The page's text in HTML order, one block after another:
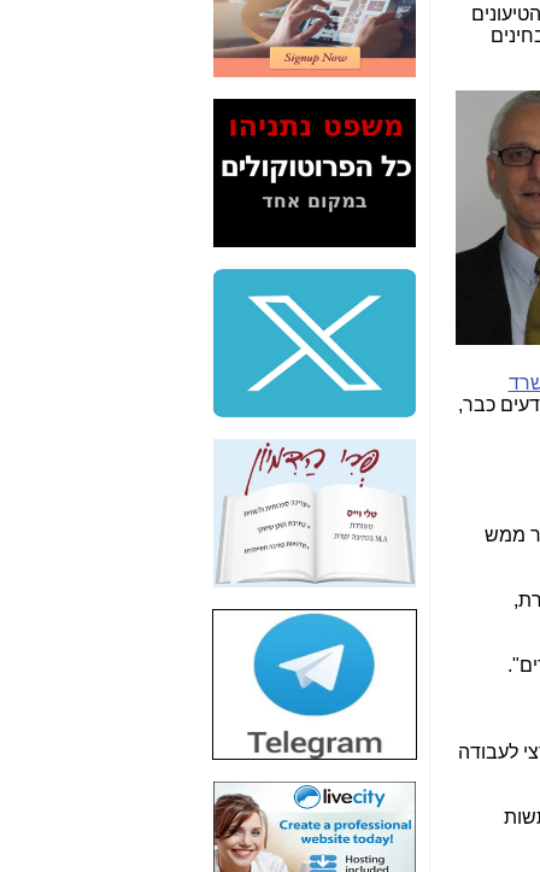
כבר,
ממש
לעבודה
2" על תעלולי השר
משה כחלון -כאן
המשך חשיפת הבלוף
ששמו "מהפיכת
הסלולר" ואיך מסרסים
כאן
סיכום ביקור בסיליקון
משקיעות ומפתחות
באותם תחומים -כאן
שלמה פילבר (עד
לאחרונה מנכ"ל משרד
התקשורת) - עד
מדינה? הצחקתם
"יש אפליה בחקירה"?
חשיפה: למה השר
משה כחלון לא נחקר
עד היום? -
כאן
חשיפת חשד לשחיתות
הדומה לזו של "תיק
הסלולר -כאן
חשיפת מה שלא
רוצים שתדעו בעניין
פריסת אנלימיטד
(בניחוח בלתי נסבל) -
כאן
חשיפה: איוב קרא
אישר לקבוצת סלקום
בדיוק מה שביבי אישר
כאן